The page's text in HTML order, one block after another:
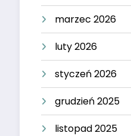
marzec 2026
luty 2026
styczeń 2026
grudzień 2025
listopad 2025